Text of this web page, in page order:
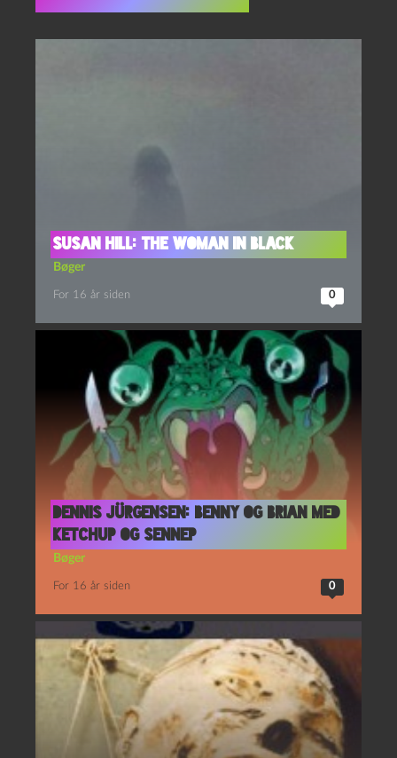
Susan Hill: The Woman in Black
Bøger
For 16 år siden 0
Dennis Jürgensen: Benny og Brian med
ketchup og sennep
Bøger
For 16 år siden 0